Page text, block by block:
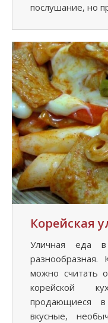
послушание, но
Корейская
Уличная еда
можно считать
корейской
продающиеся
вкусные,